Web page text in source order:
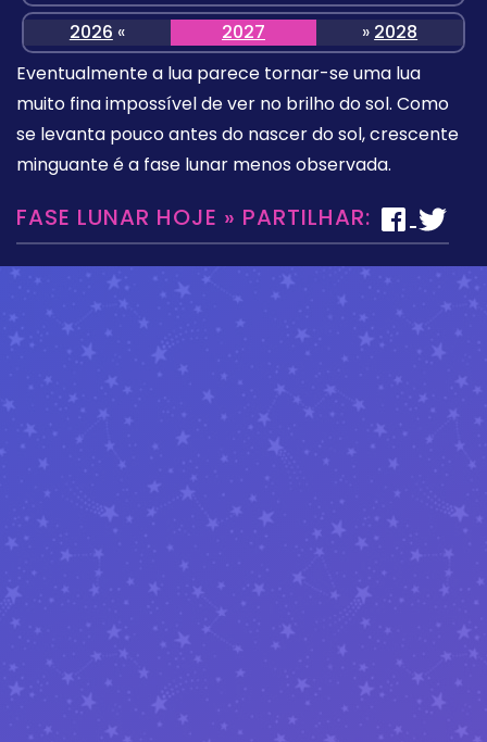
2026 « 2027 » 2028
Eventualmente a lua parece tornar-se uma lua
muito fina impossível de ver no brilho do sol. Como
se levanta pouco antes do nascer do sol, crescente
minguante é a fase lunar menos observada.
FASE LUNAR HOJE » PARTILHAR: